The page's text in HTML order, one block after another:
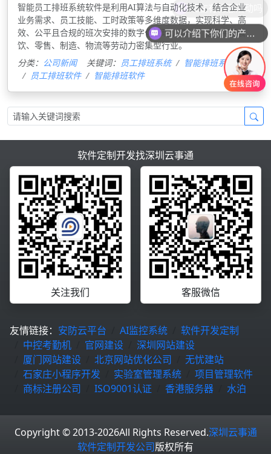
‌智能员工排班系统软件‌是利用AI算法与自动化技术，结合企业
业务需求、员工技能、工时政策等多维度数据，实现科学、高
效、公平且合规的班次安排的数字化管理工具，广泛应用于餐
饮、零售、制造、物流等劳动力密集型行业。
分类： 公司新闻 关键词： 员工排班系统
智能排班系统
员工排班软件
智能排班软件
软件定制开发找深圳云事通
关注我们 客服微信
友情链接： 安防云平台 AI监控系统
软件开发定制
中控考勤机
官网建设
深圳网站建设
厦门网站建设
北京网站优化公司
无忧建站
石家庄小程序开发
实验室管理系统
项目管理软件
商标注册公司
ISO9001认证 香港服务器 水泊
Copyright © 2013-2026All Rights Reserved.深圳云事通
软件定制开发公司版权所有
现在有优惠活动吗